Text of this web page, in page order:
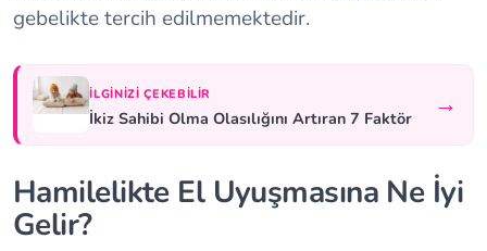
gebelikte tercih edilmemektedir.
İLGINIZI ÇEKEBILIR
İkiz Sahibi Olma Olasılığını Artıran 7 Faktör →
Hamilelikte El Uyuşmasına Ne İyi
Gelir?